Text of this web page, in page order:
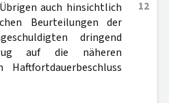
12
auch hinsichtlich
Beurteilungen der
dringend
auf die näheren